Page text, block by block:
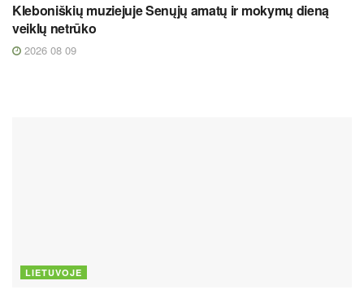
Kleboniškių muziejuje Senųjų amatų ir mokymų dieną
veiklų netrūko
2026 08 09
LIETUVOJE